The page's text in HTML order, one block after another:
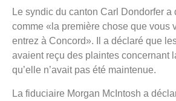
Le syndic du canton Carl Dondorfer a
comme «la première chose que vous
entrez à Concord». Il a déclaré que
avaient reçu des plaintes concernant
qu’elle n’avait pas été maintenue.
La fiduciaire Morgan McIntosh a